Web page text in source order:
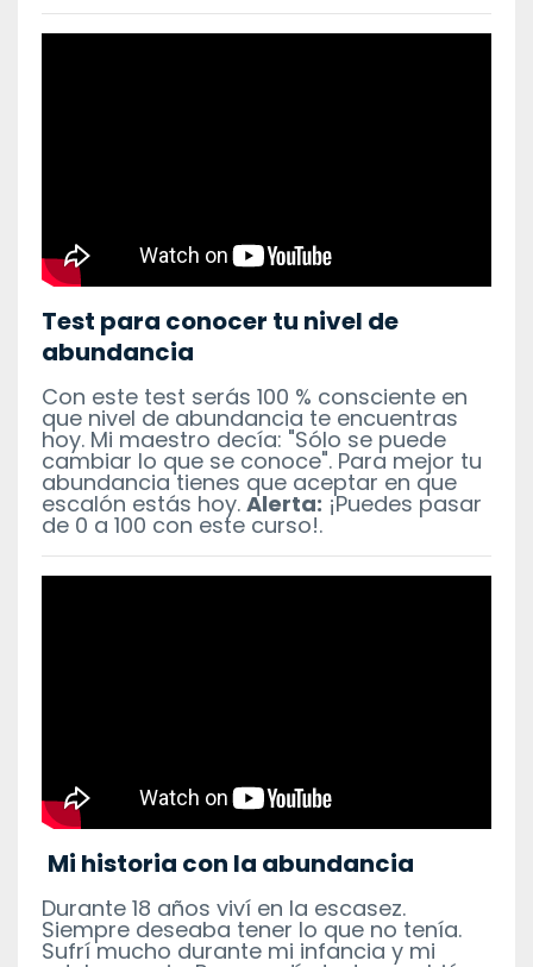
Test para conocer tu nivel de
abundancia
Con este test serás 100 % consciente en
que nivel de abundancia te encuentras
hoy. Mi maestro decía: "Sólo se puede
cambiar lo que se conoce". Para mejor tu
abundancia tienes que aceptar en que
escalón estás hoy. Alerta: ¡Puedes pasar
de 0 a 100 con este curso!.
Mi historia con la abundancia
Durante 18 años viví en la escasez.
Siempre deseaba tener lo que no tenía.
Sufrí mucho durante mi infancia y mi